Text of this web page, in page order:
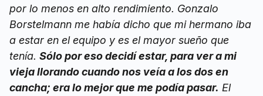
por lo menos en alto rendimiento. Gonzalo
Borstelmann me había dicho que mi hermano iba
a estar en el equipo y es el mayor sueño que
tenía. Sólo por eso decidí estar, para ver a mi
vieja llorando cuando nos veía a los dos en
cancha; era lo mejor que me podía pasar. El